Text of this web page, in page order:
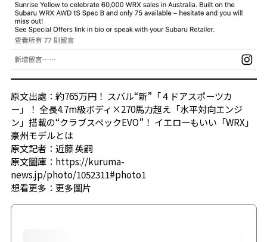
原文出處：約765万円！ スバル“新”「４ドアスポーツカ
ー」！ 全長4.7m級ボディ×270馬力超え「水平対向エンジ
ン」搭載の“クラブスペックEVO”！ イエローもいい「WRX」
豪州モデルとは
原文記者：近藤 英嗣
原文圖庫：https://kuruma-
news.jp/photo/1052311#photo1
想看更多： 更多圖片